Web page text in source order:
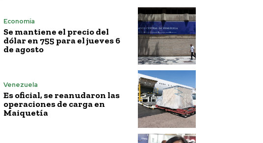
Economía
Se mantiene el precio del
dólar en 755 para el jueves 6
de agosto
Venezuela
Es oficial, se reanudaron las
operaciones de carga en
Maiquetía